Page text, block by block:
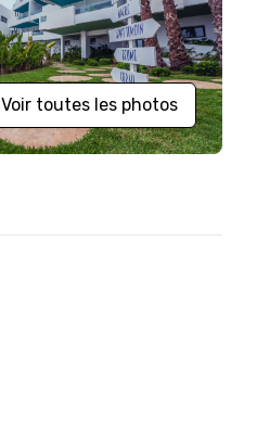
Voir toutes les photos